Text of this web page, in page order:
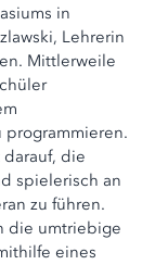
in
Lehrerin
Mittlerweile
programmieren.
die
spielerisch an
zu führen.
die umtriebige
eines